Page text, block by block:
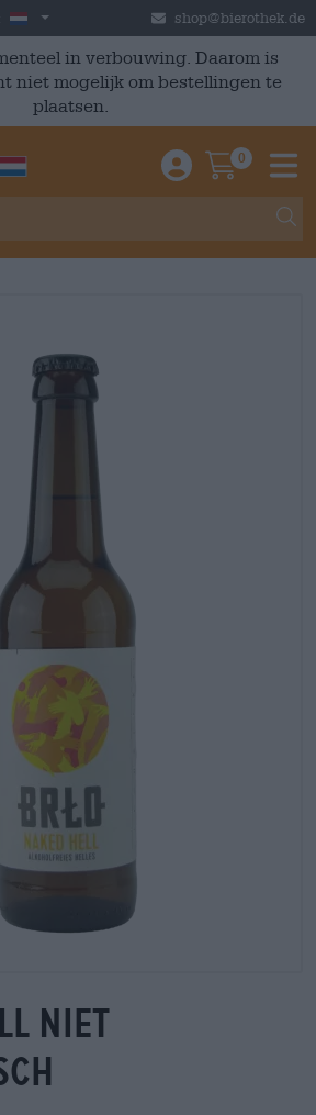
Nederland shop@bierothek.de
in verbouwing. Daarom is
niet mogelijk om bestellingen te
plaatsen.
Einloggen /
0
niet